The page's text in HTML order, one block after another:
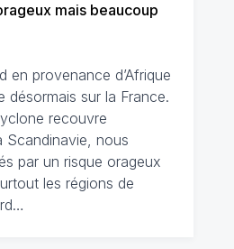
mais beaucoup
en provenance d’Afrique
désormais sur la France.
recouvre
Scandinavie, nous
par un risque orageux
les régions de